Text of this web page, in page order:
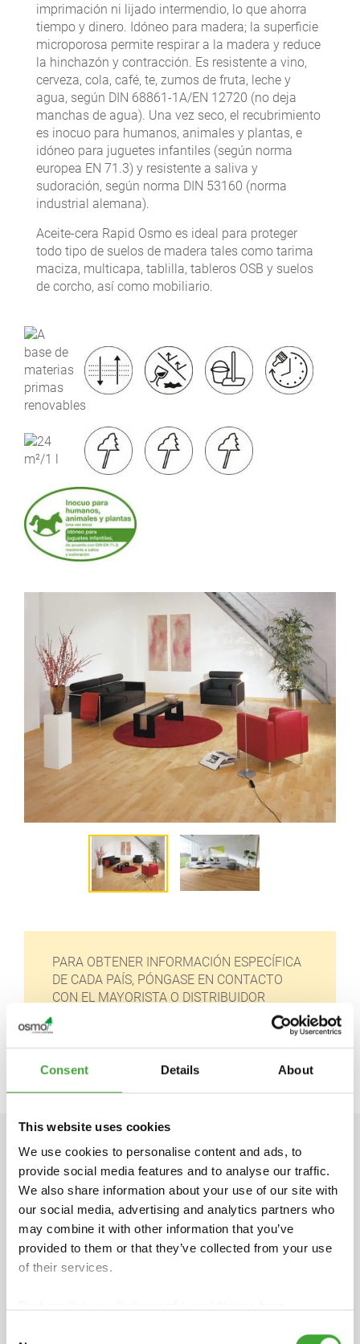
Consent Details About
This website uses cookies
We use cookies to personalise content and ads, to
provide social media features and to analyse our traffic.
We also share information about your use of our site with
our social media, advertising and analytics partners who
may combine it with other information that you’ve
provided to them or that they’ve collected from your use
of their services.
imprimación ni lijado intermendio, lo que ahorra
tiempo y dinero. Idóneo para madera; la superficie
microporosa permite respirar a la madera y reduce
la hinchazón y contracción. Es resistente a vino,
cerveza, cola, café, te, zumos de fruta, leche y
agua, según DIN 68861-1A/EN 12720 (no deja
manchas de agua). Una vez seco, el recubrimiento
es inocuo para humanos, animales y plantas, e
idóneo para juguetes infantiles (según norma
europea EN 71.3) y resistente a saliva y
sudoración, según norma DIN 53160 (norma
industrial alemana).
Aceite-cera Rapid Osmo es ideal para proteger
todo tipo de suelos de madera tales como tarima
maciza, multicapa, tablilla, tableros OSB y suelos
de corcho, así como mobiliario.
PARA OBTENER INFORMACIÓN ESPECÍFICA
DE CADA PAÍS, PÓNGASE EN CONTACTO
CON EL MAYORISTA O DISTRIBUIDOR
DATOS TÉCNICOS
Fichas de Información de Producto
pdf, 438 KB